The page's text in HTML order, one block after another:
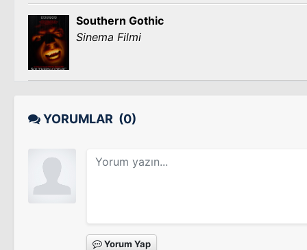
Southern Gothic
Sinema Filmi
YORUMLAR (0)
Yorum Yap